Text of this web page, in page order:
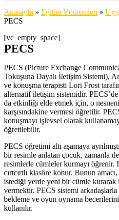
Anasayfa » Eğitim Yöntemleri »
PECS
[vc_empty_space]
PECS
PECS (Picture Exchange
Tokuşuna Dayalı İletişim Sistemi),
ve konuşma terapisti Lori Frost
alternatif iletişim sistemidir.
da etkinliği elde etmek için, o
karşısındakine vermesi öğretilir.
konuşmayı işlevsel olarak
öğretilebilir.
PECS öğretimi altı aşamaya
bir resimle anlatan çocuk, zamanla
resimlerle cümleler kurmayı öğrenir.
cırtcırtlı klasöre konur. Bunun
istediği yerde yeni bir cümle kurarak
vermektir. PECS sistemi arkadaşlarla
bekleme ve oyun oynama
kullanılır.